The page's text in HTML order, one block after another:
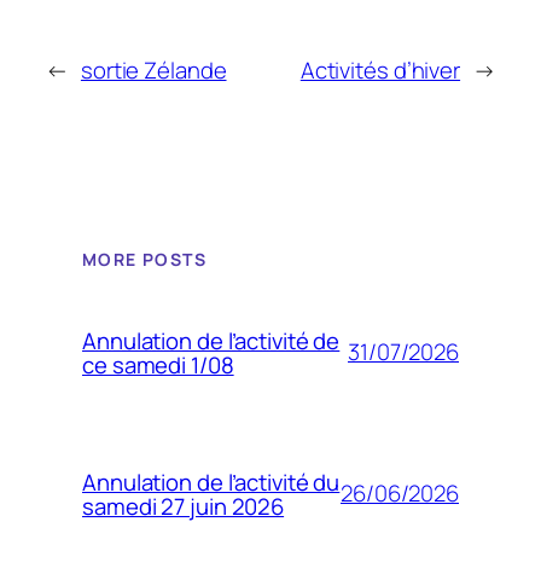
← sortie Zélande Activités d’hiver →
MORE POSTS
Annulation de l’activité de
ce samedi 1/08 31/07/2026
Annulation de l’activité du
samedi 27 juin 2026 26/06/2026